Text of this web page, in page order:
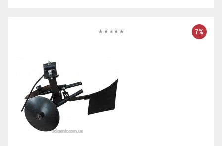
7%